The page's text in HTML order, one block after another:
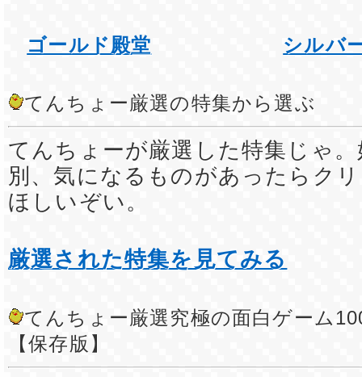
ゴールド殿堂 シルバ
てんちょー厳選の特集から選ぶ
てんちょーが厳選した特集じゃ
別、気になるものがあったらク
ほしいぞい。
厳選された特集を見てみる
てんちょー厳選究極の面白ゲーム
【保存版】